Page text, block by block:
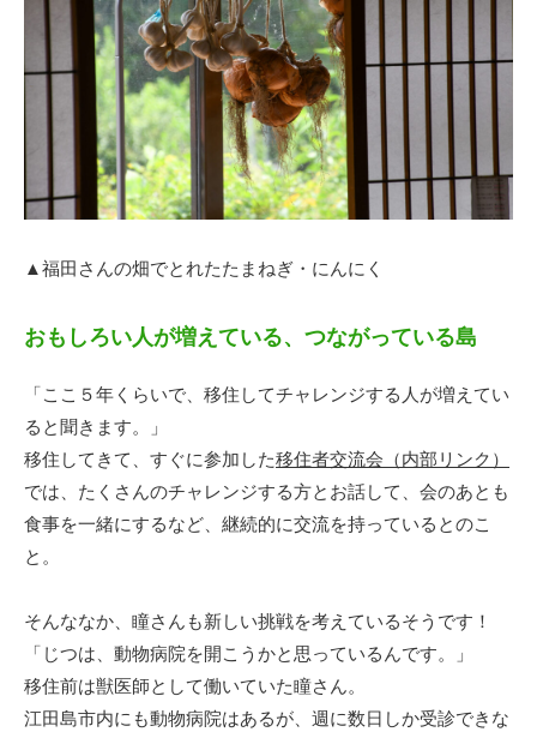
▲福田さんの畑でとれたたまねぎ・にんにく
おもしろい人が増えている、つながっている島
「ここ５年くらいで、移住してチャレンジする人が増えてい
ると聞きます。」
移住してきて、すぐに参加した移住者交流会（内部リンク）
では、たくさんのチャレンジする方とお話して、会のあとも
食事を一緒にするなど、継続的に交流を持っているとのこ
と。
そんななか、瞳さんも新しい挑戦を考えているそうです！
「じつは、動物病院を開こうかと思っているんです。」
移住前は獣医師として働いていた瞳さん。
江田島市内にも動物病院はあるが、週に数日しか受診できな